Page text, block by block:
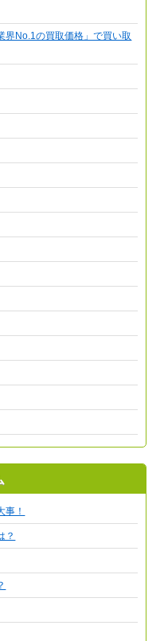
No.1の買取価格」で買い取
事！
？